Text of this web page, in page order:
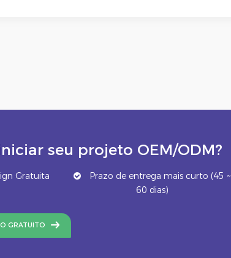
seu projeto OEM/ODM?
Gratuita
Prazo de entrega mais curto (45 ~
60 dias)
GRATUITO